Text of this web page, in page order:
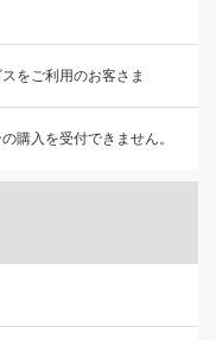
をご利用のお客さま
購入を受付できません。